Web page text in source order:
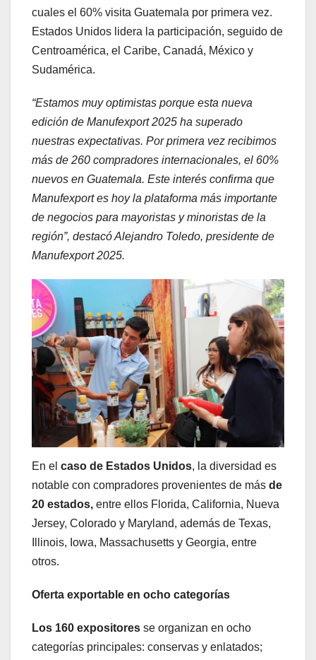
cuales el 60% visita Guatemala por primera vez.
Estados Unidos lidera la participación, seguido de
Centroamérica, el Caribe, Canadá, México y
Sudamérica.
“Estamos muy optimistas porque esta nueva
edición de Manufexport 2025 ha superado
nuestras expectativas. Por primera vez recibimos
más de 260 compradores internacionales, el 60%
nuevos en Guatemala. Este interés confirma que
Manufexport es hoy la plataforma más importante
de negocios para mayoristas y minoristas de la
región”, destacó Alejandro Toledo, presidente de
Manufexport 2025.
En el caso de Estados Unidos, la diversidad es
notable con compradores provenientes de más de
20 estados, entre ellos Florida, California, Nueva
Jersey, Colorado y Maryland, además de Texas,
Illinois, Iowa, Massachusetts y Georgia, entre
otros.
Oferta exportable en ocho categorías
Los 160 expositores se organizan en ocho
categorías principales: conservas y enlatados;